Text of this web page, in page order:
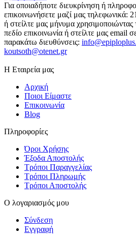
Για οποιαδήποτε διευκρίνηση ή
επικοινωνήσετε μαζί μας τηλεφωνικά:
ή στείλτε μας μήνυμα
πεδίο επικοινωνία ή στείλτε μας email
παρακάτω διευθύνσεις:
koutsoth@otenet.gr
Η Εταιρεία μας
Αρχική
Ποιοι Είμαστε
Επικοινωνία
Blog
Πληροφορίες
Όροι Χρήσης
Έξοδα Αποστολής
Τρόποι Παραγγελίας
Τρόποι Πληρωμής
Τρόποι Αποστολής
Ο λογαριασμός μου
Σύνδεση
Εγγραφή